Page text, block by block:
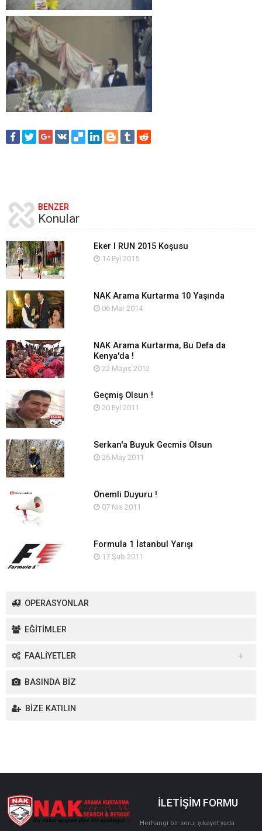
BENZER
Konular
Eker I RUN 2015 Koşusu
14 Eyl 2015
NAK Arama Kurtarma 10 Yaşında
06 Mar 2014
NAK Arama Kurtarma, Bu Defa da
Kenya'da !
22 Mayıs 2012
Geçmiş Olsun !
20 Eyl 2011
Serkan'a Buyuk Gecmis Olsun
26 May 2011
Önemli Duyuru !
07 Nis 2011
Formula 1 İstanbul Yarışı
17 Şub 2011
OPERASYONLAR
EĞİTİMLER
FAALİYETLER
Yurt İçi Faaliyetler
Yurt Dışı Faaliyetler
BASINDA BİZ
BİZE KATILIN
İLETİŞİM FORMU
Herhangi bir soru, şikayet yada